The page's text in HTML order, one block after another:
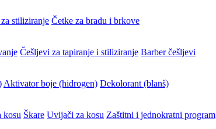
stiliziranje Četke za bradu i brkove
Češljevi za tapiranje i stiliziranje Barber češljevi
Aktivator boje (hidrogen) Dekolorant (blanš)
kosu Škare Uvijači za kosu Zaštitni i jednokratni program